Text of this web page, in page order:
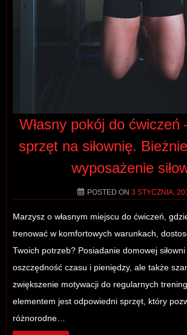
Własny pokój do ćwiczeń
sprzęt na siłownię.
wyposażenie
POSTED ON 3 STYCZNIA,
Marzysz o własnym miejscu do ćwiczeń,
trenować w komfortowych warunkach,
Twoich potrzeb? Posiadanie domowej
oszczędność czasu i pieniędzy, ale także
zwiększenie motywacji do regularnych
elementem jest odpowiedni sprzęt, który
różnorodne…